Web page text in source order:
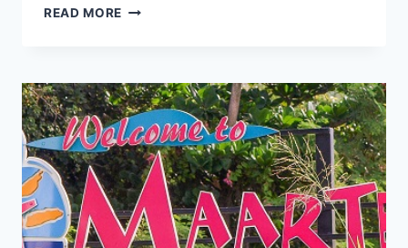
READ MORE 10
СЕН-
МАРТЕН
(ФРАНЦУЗСКАЯ
ЧАСТЬ
ОСТРОВА
СВЯТОГО
МАРТИНА)